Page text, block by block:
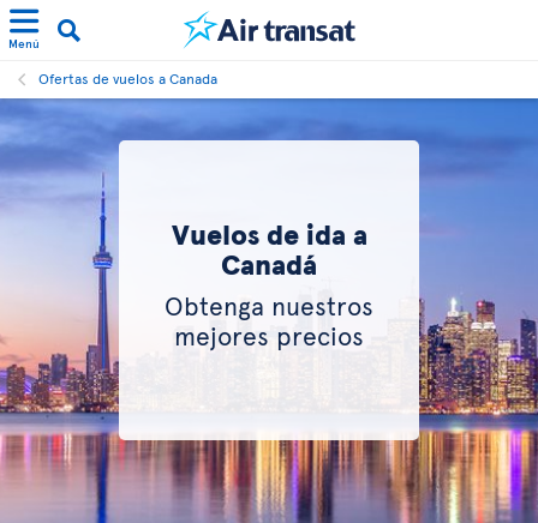
Menú
Ofertas de vuelos a Canada
Vuelos de ida a
Canadá
Obtenga nuestros
mejores precios